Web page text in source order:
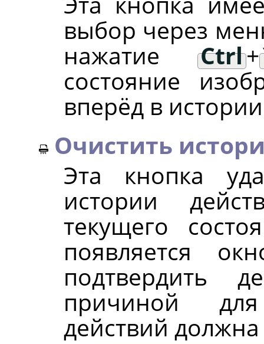
выбор через
нажатие
Ctrl+
состояние
вперёд в
Очистить
Эта кнопка
истории
текущего
появляется
подтвердить
причиной
действий